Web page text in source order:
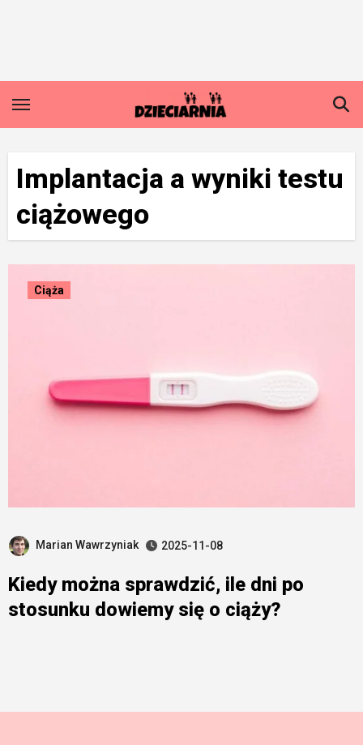
Implantacja a wyniki testu
ciążowego
Ciąża
Marian Wawrzyniak 2025-11-08
Kiedy można sprawdzić, ile dni po
stosunku dowiemy się o ciąży?